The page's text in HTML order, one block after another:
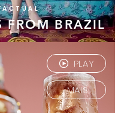
FROM BRAZIL
PLAY
MAIS